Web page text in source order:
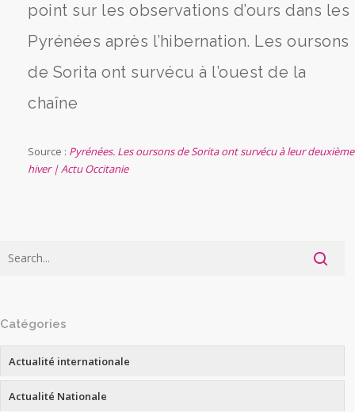
point sur les observations d’ours dans les
Pyrénées après l’hibernation. Les oursons
de Sorita ont survécu à l’ouest de la
chaîne
Source : Pyrénées. Les oursons de Sorita ont survécu à leur deuxième
hiver | Actu Occitanie
Catégories
Actualité internationale
Actualité Nationale